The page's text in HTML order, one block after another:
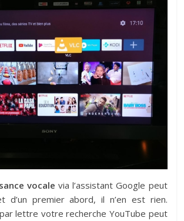
vocale via l’assistant Google peut
d’un premier abord, il n’en est rien.
lettre votre recherche YouTube peut